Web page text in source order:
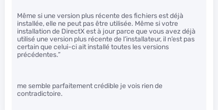
Même si une version plus récente des fichiers est déjà
installée, elle ne peut pas être utilisée. Même si votre
installation de DirectX est à jour parce que vous avez déjà
utilisé une version plus récente de l’installateur, il n’est pas
certain que celui-ci ait installé toutes les versions
précédentes.”
me semble parfaitement crédible je vois rien de
contradictoire.